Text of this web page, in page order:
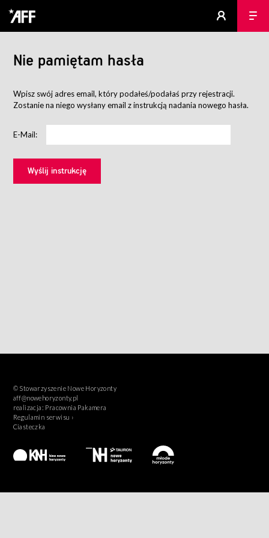
Nie pamiętam hasła
Wpisz swój adres email, który podałeś/podałaś przy rejestracji.
Zostanie na niego wysłany email z instrukcją nadania nowego hasła.
E-Mail:
© Stowarzyszenie Nowe Horyzonty
aff@nowehoryzonty.pl
realizacja: Pracownia Pakamera
Regulamin serwisu ›
Ciasteczka